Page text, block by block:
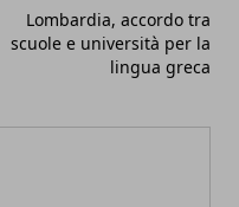
Lombardia, accordo tra
scuole e università per la
lingua greca